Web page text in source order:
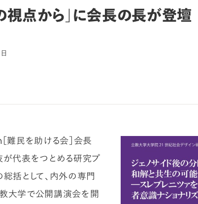
視点から」に会長の長が登壇
難民を助ける会］会長
代表をつとめる研究プ
総括として、内外の専門
大学で公開講演会を開